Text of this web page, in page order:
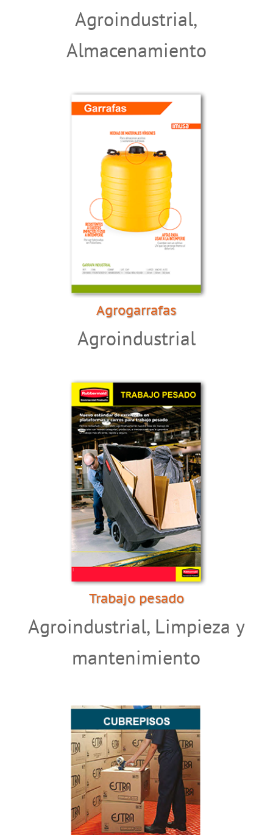
Agroindustrial,
Almacenamiento
Agrogarrafas
Agroindustrial
Trabajo pesado
Agroindustrial, Limpieza y
mantenimiento